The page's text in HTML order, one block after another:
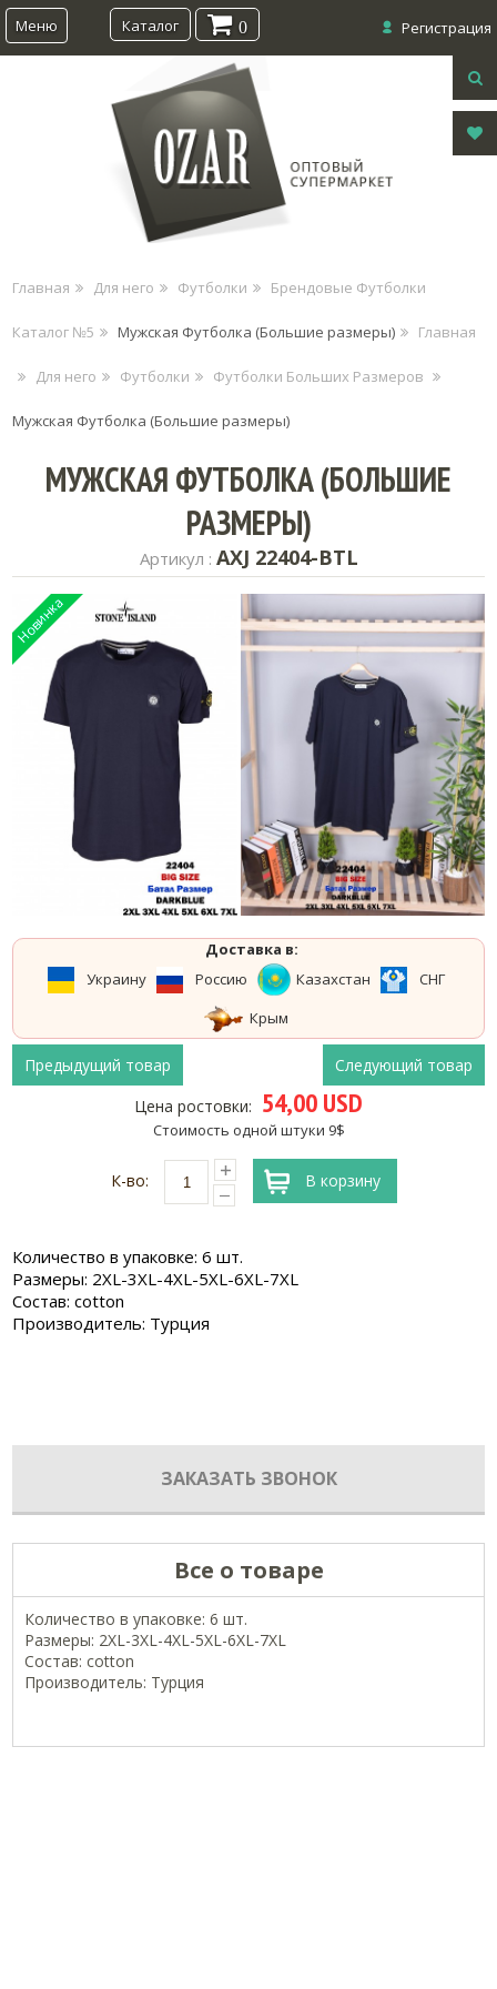
Меню Регистрация
Каталог 0
Главная Для него Футболки Брендовые Футболки
Каталог №5 Мужская Футболка (Большие размеры) Главная
Для него Футболки Футболки Больших Размеров
Мужская Футболка (Большие размеры)
МУЖСКАЯ ФУТБОЛКА (БОЛЬШИЕ
РАЗМЕРЫ)
Артикул : AXJ 22404-BTL
Доставка в:
Украину
Россию Казахстан
СНГ
Крым
Предыдущий товар
Следующий товар
Цена ростовки: 54,00 USD
Стоимость одной штуки 9$
К-во: В корзину
Количество в упаковке: 6 шт.
Размеры: 2XL-3XL-4XL-5XL-6XL-7XL
Состав: cotton
Производитель: Турция
ЗАКАЗАТЬ ЗВОНОК
Все о товаре
Количество в упаковке: 6 шт.
Размеры: 2XL-3XL-4XL-5XL-6XL-7XL
Состав: cotton
Производитель: Турция